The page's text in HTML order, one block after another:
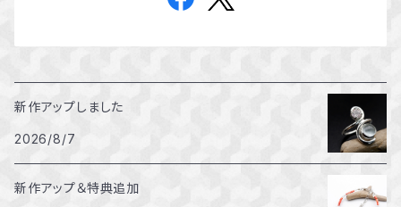
新作アップしました
2026/8/7
新作アップ＆特典追加